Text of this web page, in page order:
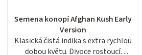
Semena konopí Afghan Kush Early
Version
Klasická čistá indika s extra rychlou
dobou květu. Divoce rostoucí
produktu
je
3,3